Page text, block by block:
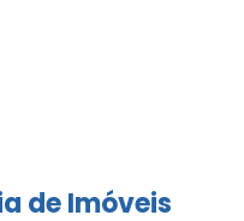
de Imóveis